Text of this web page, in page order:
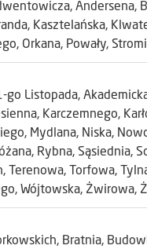
Andersena,
Kasztelańska,
Orkana, Powały,
go Listopada,
Karczemnego,
Mydlana, Niska,
Rybna, Sąsiednia,
Terenowa, Torfowa,
Wójtowska, Żwirowa,
Bratnia,